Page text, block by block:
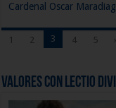
Cardenal Oscar
1 2 3 4 5
Valores con Lectio